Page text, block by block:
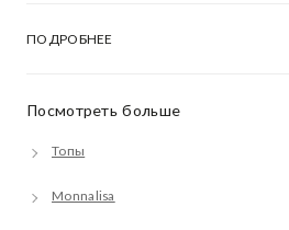
Посмотреть больше
Топы
Monnalisa
ПОДРОБНЕЕ